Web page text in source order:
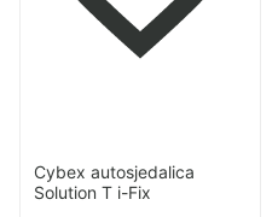
Cybex autosjedalica
Solution T i-Fix